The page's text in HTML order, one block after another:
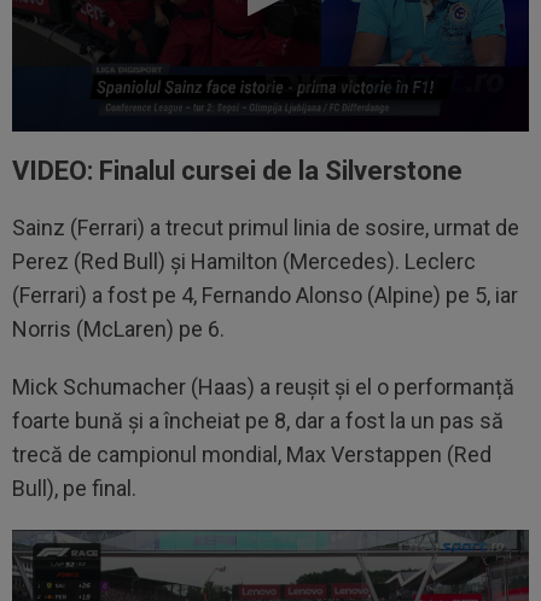
VIDEO: Finalul cursei de la Silverstone
Sainz (Ferrari) a trecut primul linia de sosire, urmat de
Perez (Red Bull) și Hamilton (Mercedes). Leclerc
(Ferrari) a fost pe 4, Fernando Alonso (Alpine) pe 5, iar
Norris (McLaren) pe 6.
Mick Schumacher (Haas) a reușit și el o performanță
foarte bună și a încheiat pe 8, dar a fost la un pas să
trecă de campionul mondial, Max Verstappen (Red
Bull), pe final.